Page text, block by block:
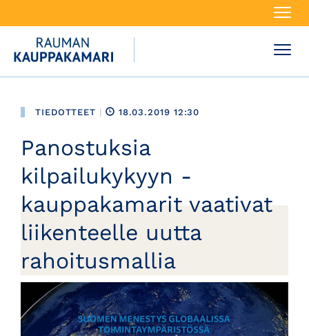
TIEDOTTEET | 18.03.2019 12:30
Panostuksia
kilpailukykyyn -
kauppakamarit vaativat
liikenteelle uutta
rahoitusmallia